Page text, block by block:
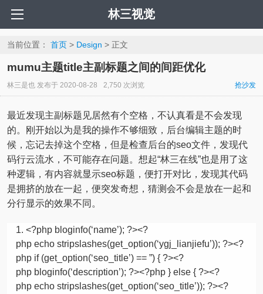
林三视觉
当前位置： 首页> Design > 正文
mumu主题title主副标题之间的间距优化
林三是也发布于 2020-08-28 2,750 次浏览 抢沙发
最近发现主副标题见居然有个空格，不认真看是不会发现
的。刚开始以为是我的操作不够细致，后台编辑主题的时
候，忘记去掉这个空格，但是检查后台的seo文件，发现代
码行云流水，不可能存在问题。想起“林三在线”也是用了这
种逻辑，有内容就显示seo标题，便打开对比，发现其代码
是拥挤的放在一起，便突发奇想，猜测会不会是放在一起和
分行显示的效果不同。
<?php bloginfo(‘name’); ?><?
php echo stripslashes(get_option(‘ygj_lianjiefu’)); ?><?
php if(get_option(‘seo_title’) == ”) { ?><?
php bloginfo(‘description’); ?><?php } else{ ?><?
php echo stripslashes(get_option(‘seo_title’)); ?><?